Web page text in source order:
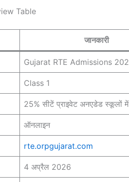
Table
जानकारी
Gujarat RTE Admissions
Class 1
25% सीटें प्राइवेट अनएडेड स्कूलों में
ऑनलाइन
rte.orpgujarat.com
4 अप्रैल 2026